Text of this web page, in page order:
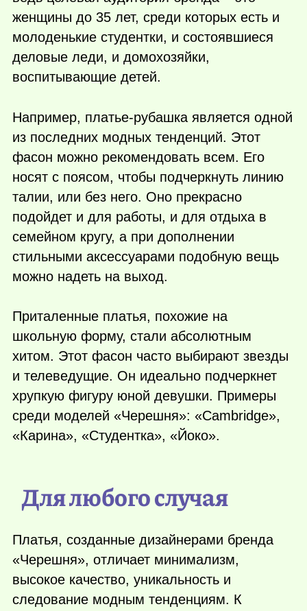
женщины до 35 лет, среди которых есть и
молоденькие студентки, и состоявшиеся
деловые леди, и домохозяйки,
воспитывающие детей.
Например, платье-рубашка является одной
из последних модных тенденций. Этот
фасон можно рекомендовать всем. Его
носят с поясом, чтобы подчеркнуть линию
талии, или без него. Оно прекрасно
подойдет и для работы, и для отдыха в
семейном кругу, а при дополнении
стильными аксессуарами подобную вещь
можно надеть на выход.
Приталенные платья, похожие на
школьную форму, стали абсолютным
хитом. Этот фасон часто выбирают звезды
и телеведущие. Он идеально подчеркнет
хрупкую фигуру юной девушки. Примеры
среди моделей «Черешня»: «Cambridge»,
«Карина», «Студентка», «Йоко».
Для любого случая
Платья, созданные дизайнерами бренда
«Черешня», отличает минимализм,
высокое качество, уникальность и
следование модным тенденциям. К